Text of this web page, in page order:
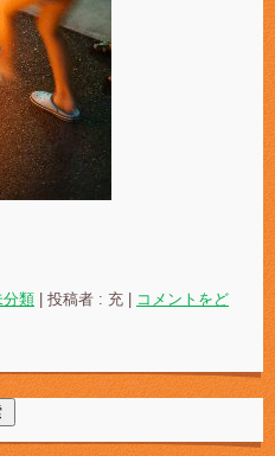
分類 投稿者 : 充
コメントをど